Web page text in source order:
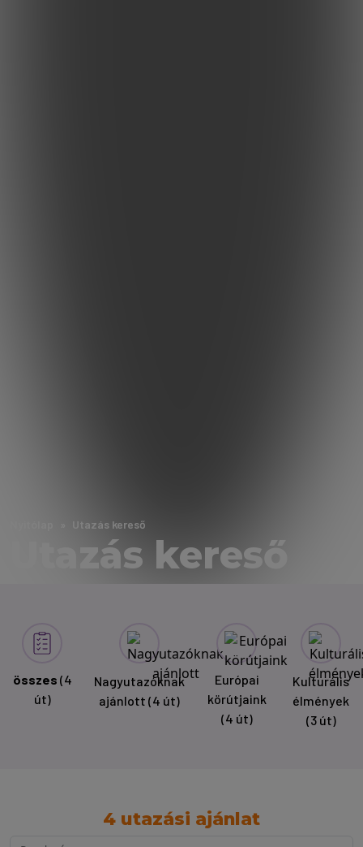
Utazás kereső
Utazás kereső
összes (4
út)
Nagyutazóknak
ajánlott (4 út)
Európai
körútjaink
(4 út)
Kulturális
élmények
(3 út)
4 utazási ajánlat